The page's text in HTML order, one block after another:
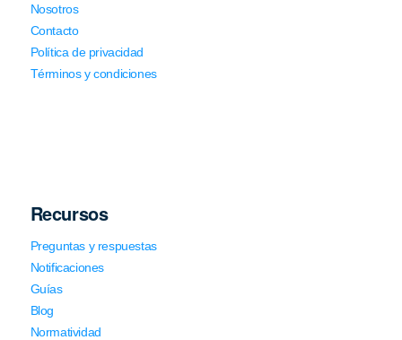
Nosotros
Contacto
Política de privacidad
Términos y condiciones
Recursos
Preguntas y respuestas
Notificaciones
Guías
Blog
Normatividad